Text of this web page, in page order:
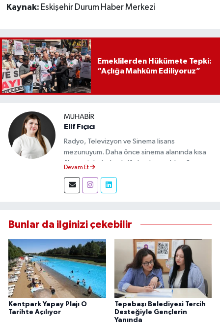
Kaynak: Eskişehir Durum Haber Merkezi
Emeklilerden Hükümete Tepki:
“Açlığa Mahkûm Ediliyoruz”
MUHABIR
Elif Fıçıcı
Radyo, Televizyon ve Sinema lisans
mezunuyum. Daha önce sinema alanında kısa
film projelerinde aktif olarak yer aldım. Şu an
görev yapıyor, gündemi sahadan takip ederek
doğru ve tarafsız haberler üretiyorum.
Devam Et
Bunlar da ilginizi çekebilir
Kentpark Yapay Plajı O
Tarihte Açılıyor
Tepebaşı Belediyesi Tercih
Desteğiyle Gençlerin
Yanında